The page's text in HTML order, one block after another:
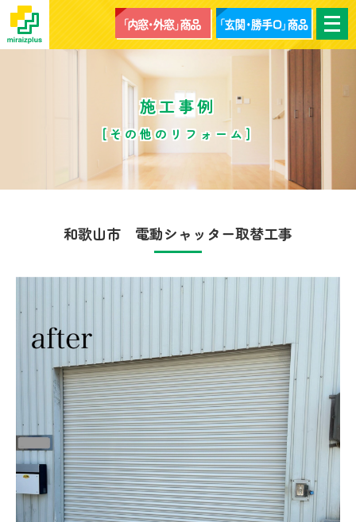
メ
ニ
ュ
ー
施工事例
[その他のリフォーム]
和歌山市 電動シャッター取替工事